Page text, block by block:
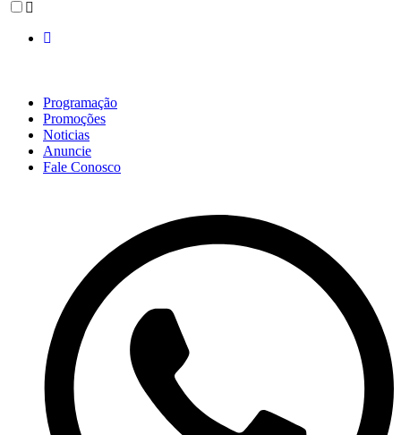
Programação
Promoções
Noticias
Anuncie
Fale Conosco